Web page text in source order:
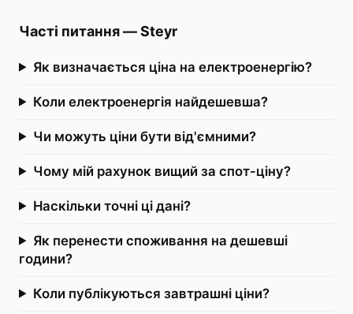
Часті питання—Steyr
Як визначається ціна на електроенергію?
Коли електроенергія найдешевша?
Чи можуть ціни бути від'ємними?
Чому мій рахунок вищий за спот-ціну?
Наскільки точні ці дані?
Як перенести споживання на дешевші
години?
Коли публікуються завтрашні ціни?